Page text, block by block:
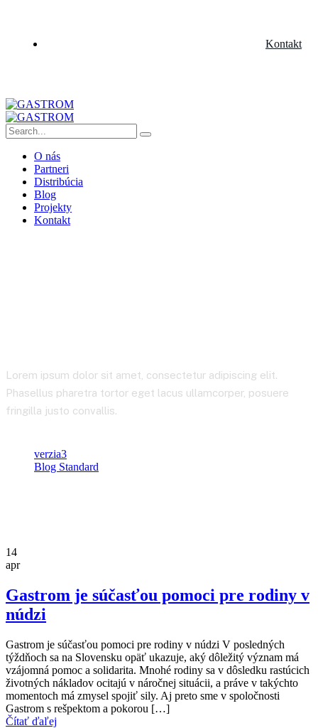
Kontakt
O nás
Partneri
Distribúcia
Blog
Projekty
Kontakt
Lorem ipsum dolor sit amet, consectetur adipiscing elit.
Phasellus pharetra tortor eget lacus ullamcorper, posuere
fringilla justo convallis.
verzia3
Blog Standard
14
apr
Gastrom je súčasťou pomoci pre rodiny v
núdzi
Gastrom je súčasťou pomoci pre rodiny v núdzi V posledných
týždňoch sa na Slovensku opäť ukazuje, aký dôležitý význam má
vzájomná pomoc a solidarita. Mnohé rodiny sa v dôsledku rastúcich
životných nákladov ocitajú v náročnej situácii, a práve v takýchto
momentoch má zmysel spojiť sily. Aj preto sme v spoločnosti
Gastrom s rešpektom a pokorou […]
Čítať ďaľej